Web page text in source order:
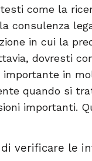
come la
consulenza
in cui la
dovresti
importante in
quando si
importanti.
verificare le